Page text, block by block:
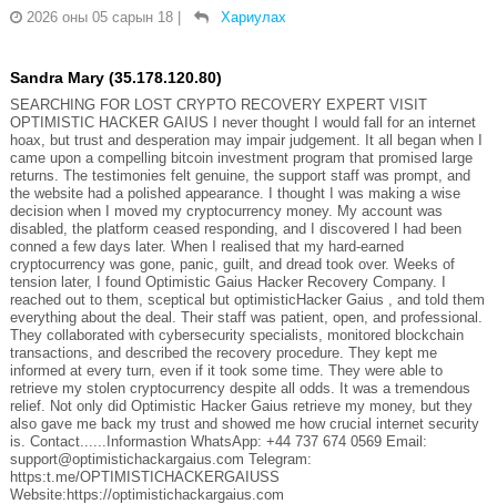
2026 оны 05 сарын 18
Хариулах
Sandra Mary (35.178.120.80)
SEARCHING FOR LOST CRYPTO RECOVERY EXPERT VISIT
OPTIMISTIC HACKER GAIUS I never thought I would fall for an internet
hoax, but trust and desperation may impair judgement. It all began when I
came upon a compelling bitcoin investment program that promised large
returns. The testimonies felt genuine, the support staff was prompt, and
the website had a polished appearance. I thought I was making a wise
decision when I moved my cryptocurrency money. My account was
disabled, the platform ceased responding, and I discovered I had been
conned a few days later. When I realised that my hard-earned
cryptocurrency was gone, panic, guilt, and dread took over. Weeks of
tension later, I found Optimistic Gaius Hacker Recovery Company. I
reached out to them, sceptical but optimisticHacker Gaius , and told them
everything about the deal. Their staff was patient, open, and professional.
They collaborated with cybersecurity specialists, monitored blockchain
transactions, and described the recovery procedure. They kept me
informed at every turn, even if it took some time. They were able to
retrieve my stolen cryptocurrency despite all odds. It was a tremendous
relief. Not only did Optimistic Hacker Gaius retrieve my money, but they
also gave me back my trust and showed me how crucial internet security
is. Contact......Informastion WhatsApp: +44 737 674 0569 Email:
support@optimistichackargaius.com Telegram:
https:t.me/OPTIMISTICHACKERGAIUSS
Website:https://optimistichackargaius.com